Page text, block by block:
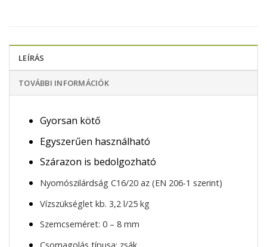
LEÍRÁS
TOVÁBBI INFORMÁCIÓK
Gyorsan kötő
Egyszerűen használható
Szárazon is bedolgozható
Nyomószilárdság C16/20 az (EN 206-1 szerint)
Vízszükséglet kb. 3,2 l/25 kg
Szemcseméret: 0 – 8 mm